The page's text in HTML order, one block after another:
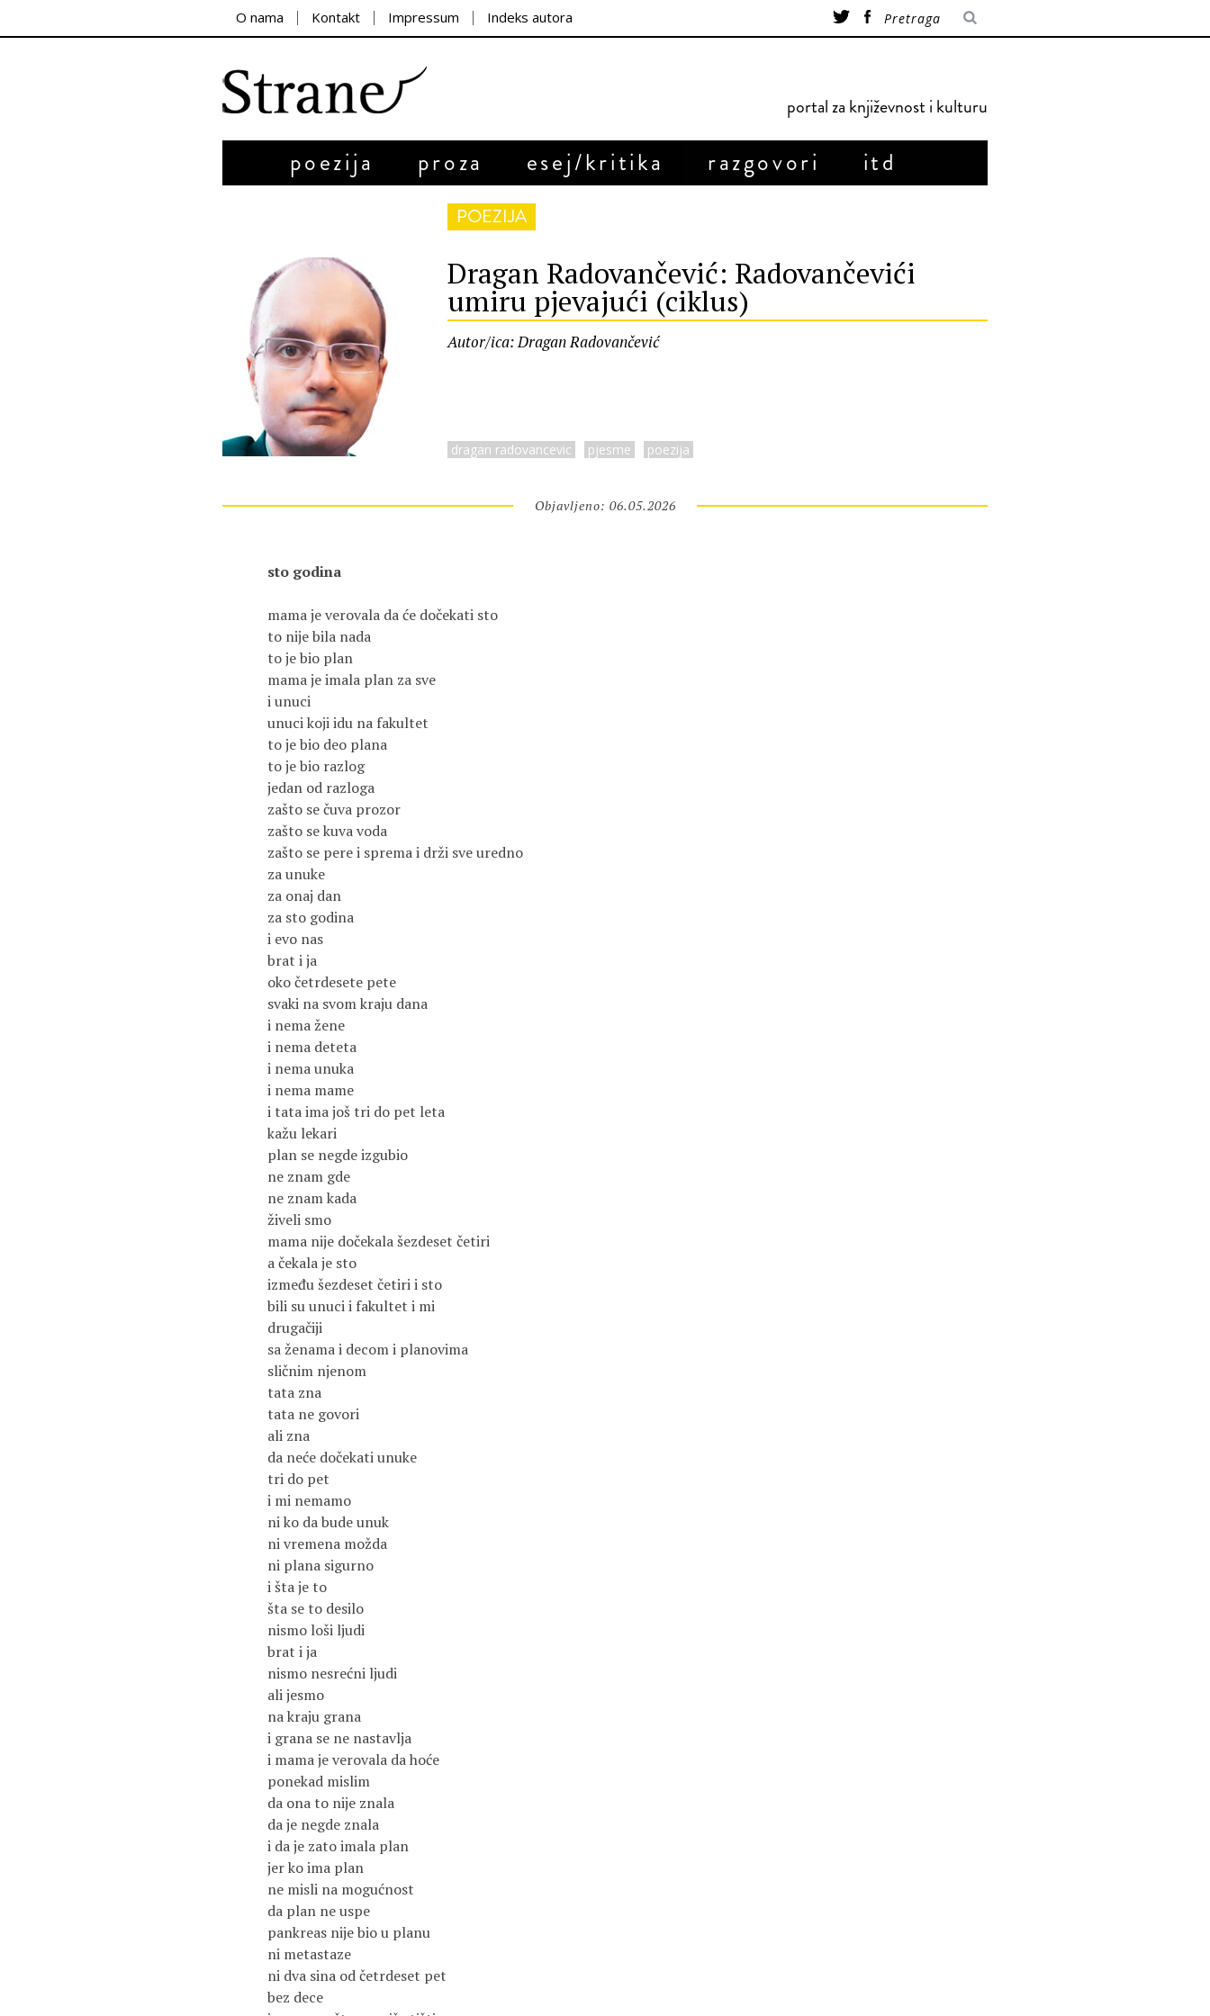
O nama Kontakt Impressum Indeks autora
portal za književnost i kulturu
poezija proza esej/kritika razgovori itd
POEZIJA
Dragan Radovančević: Radovančevići
umiru pjevajući (ciklus)
Autor/ica: Dragan Radovančević
dragan radovancevic pjesme poezija
Objavljeno: 06.05.2026
sto godina
mama je verovala da će dočekati sto
to nije bila nada
to je bio plan
mama je imala plan za sve
i unuci
unuci koji idu na fakultet
to je bio deo plana
to je bio razlog
jedan od razloga
zašto se čuva prozor
zašto se kuva voda
zašto se pere i sprema i drži sve uredno
za unuke
za onaj dan
za sto godina
i evo nas
brat i ja
oko četrdesete pete
svaki na svom kraju dana
i nema žene
i nema deteta
i nema unuka
i nema mame
i tata ima još tri do pet leta
kažu lekari
plan se negde izgubio
ne znam gde
ne znam kada
živeli smo
mama nije dočekala šezdeset četiri
a čekala je sto
između šezdeset četiri i sto
bili su unuci i fakultet i mi
drugačiji
sa ženama i decom i planovima
sličnim njenom
tata zna
tata ne govori
ali zna
da neće dočekati unuke
tri do pet
i mi nemamo
ni ko da bude unuk
ni vremena možda
ni plana sigurno
i šta je to
šta se to desilo
nismo loši ljudi
brat i ja
nismo nesrećni ljudi
ali jesmo
na kraju grana
i grana se ne nastavlja
i mama je verovala da hoće
ponekad mislim
da ona to nije znala
da je negde znala
i da je zato imala plan
jer ko ima plan
ne misli na mogućnost
da plan ne uspe
pankreas nije bio u planu
ni metastaze
ni dva sina od četrdeset pet
bez dece